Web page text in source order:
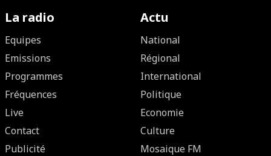
La radio
Equipes
Emissions
Programmes
Fréquences
Live
Contact
Publicité
Actu
National
Régional
International
Politique
Economie
Culture
Mosaique FM